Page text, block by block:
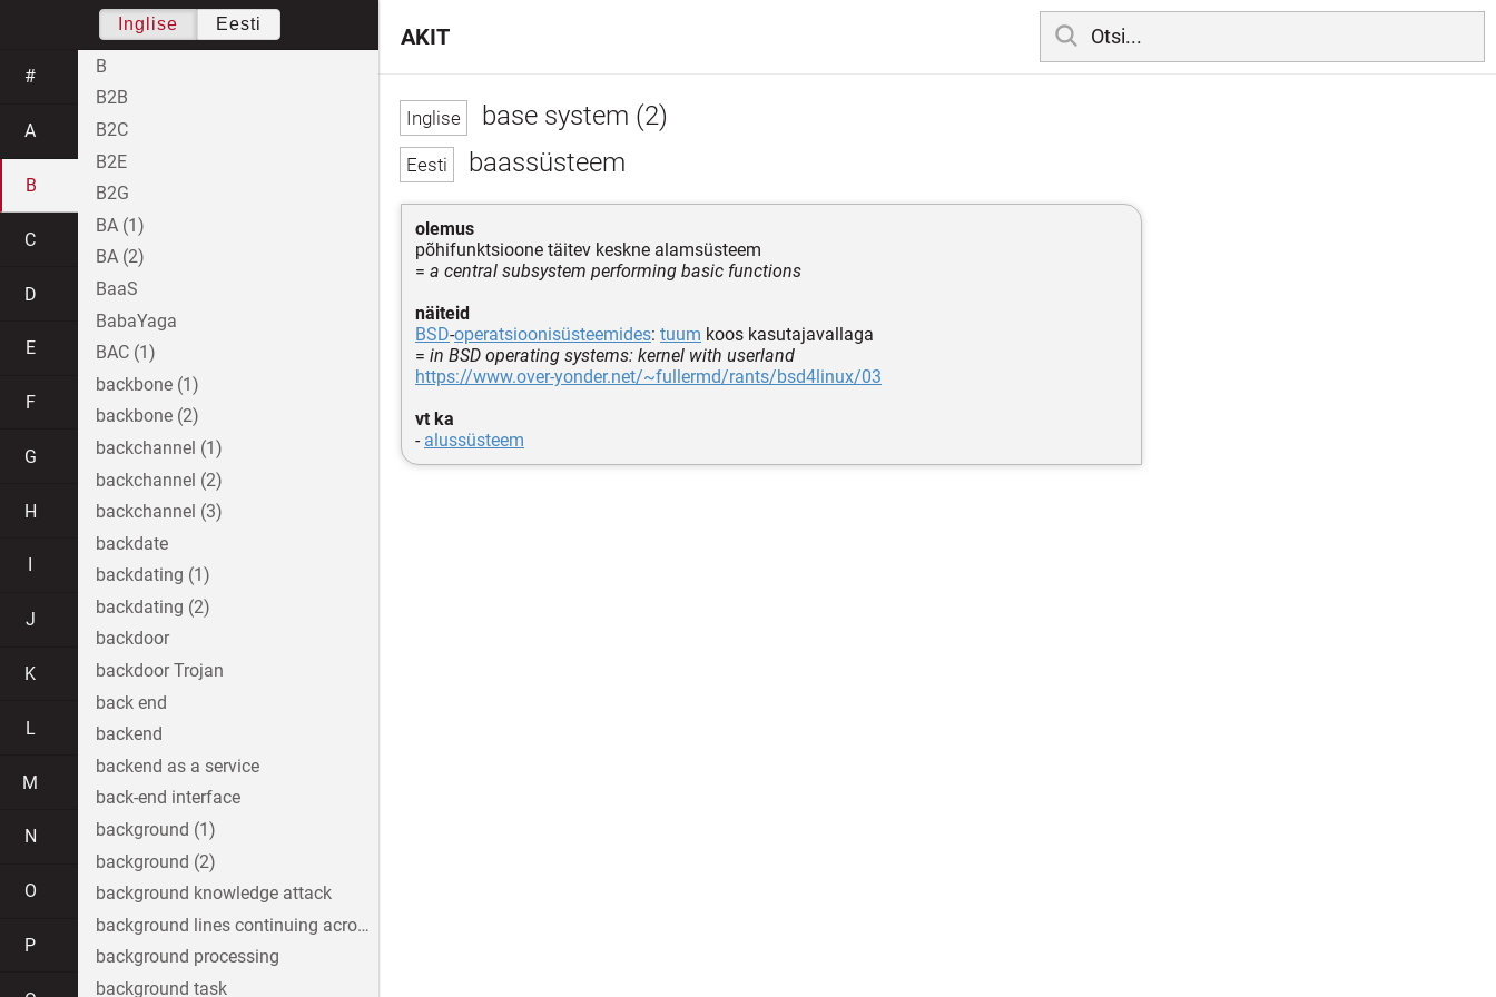
base system (2)
baassüsteem
olemus
põhifunktsioone täitev keskne alamsüsteem
= a central subsystem performing basic functions
näiteid
BSD-operatsioonisüsteemides: tuum koos kasutajavallaga
= in BSD operating systems: kernel with userland
https://www.over-yonder.net/~fullermd/rants/bsd4linux/03
vt ka
- alussüsteem
AKIT
Inglise Eesti
#
A
B
C
D
E
F
G
H
J
K
L
M
N
O
P
B
B2B
B2C
B2E
B2G
BA (1)
BA (2)
BaaS
BabaYaga
BAC (1)
backbone (1)
backbone (2)
backchannel (1)
backchannel (2)
backchannel (3)
backdate
backdating (1)
backdating (2)
backdoor
backdoor Trojan
back end
backend
backend as a service
back-end interface
background (1)
background (2)
background knowledge attack
background lines continuing across the image
background processing
background task